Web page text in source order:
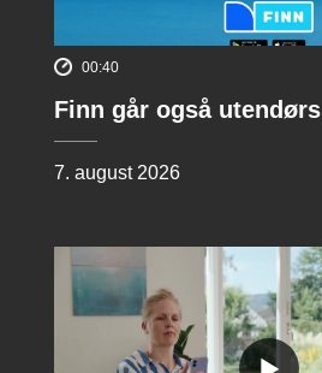
00:40
Finn går også utendørs
7. august 2026